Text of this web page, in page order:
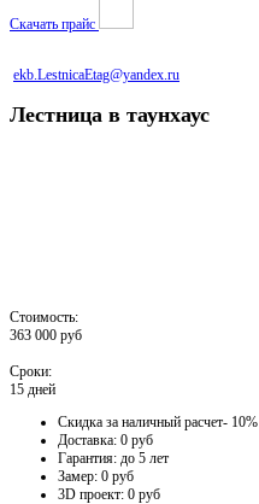
Скачать прайс
ekb.LestnicaEtag@yandex.ru
Лестница в таунхаус
Стоимость:
363 000 руб
Сроки:
15 дней
Скидка за наличный расчет- 10%
Доставка: 0 руб
Гарантия: до 5 лет
Замер: 0 руб
3D проект: 0 руб